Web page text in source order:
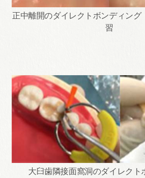
正中離開のダイレクトボンディング
習
大臼歯隣接面窩洞のダイレクト